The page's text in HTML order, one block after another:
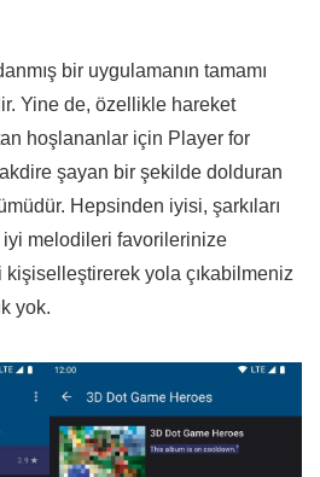
bir uygulamanın tamamı
Yine de, özellikle hareket
hoşlananlar için Player for
şayan bir şekilde dolduran
Hepsinden iyisi, şarkıları
melodileri favorilerinize
yola çıkabilmeniz
yok.